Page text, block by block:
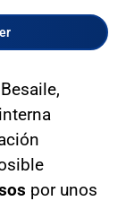
por unos